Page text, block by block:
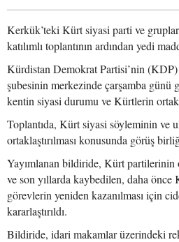
Kerkük’teki Kürt siyasi parti ve
katılımlı toplantının ardından yedi
Kürdistan Demokrat Partisi’nin
şubesinin merkezinde çarşamba günü
kentin siyasi durumu ve Kürtlerin ortak
Toplantıda, Kürt siyasi söyleminin ve
ortaklaştırılması konusunda görüş
Yayımlanan bildiride, Kürt partilerinin
ve son yıllarda kaybedilen, daha
görevlerin yeniden kazanılması için
kararlaştırıldı.
Bildiride, idari makamlar üzerindeki